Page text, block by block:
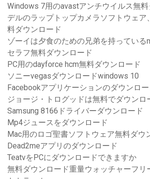
Windows 7用のavastアンチウイルス無
デルのラップトップカメラソフトウェア
料ダウンロード
ゾーイは夕食のための兄弟を持っている
セラフ無料ダウンロード
PC用のdayforce hcm無料ダウンロード
ソニーvegasダウンロードwindows 10
Facebookアプリケーションのダウンロ
ジョージ・トログッドは無料でダウンロ
Samsung 8166ドライバーダウンロード
Mp4ジュースをダウンロード
Mac用のロゴ聖書ソフトウェア無料ダウ
Dead2meアプリのダウンロード
TeatvをPCにダウンロードできますか
無料ダウンロード重量ウォッチャーフリ